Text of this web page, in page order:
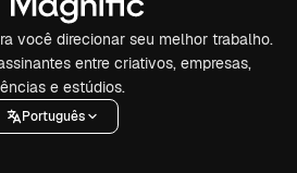
você direcionar seu melhor trabalho.
entre criativos, empresas,
e estúdios.
Português